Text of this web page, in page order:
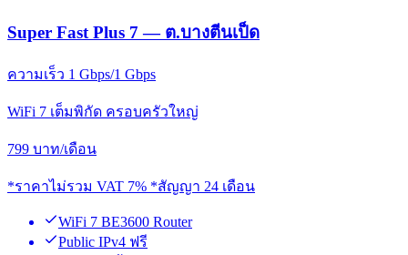
Super Fast Plus 7 — ต.บางตีนเป็ด
ความเร็ว 1 Gbps/1 Gbps
WiFi 7 เต็มพิกัด ครอบครัวใหญ่
799 บาท/เดือน
*ราคาไม่รวม VAT 7% *สัญญา 24 เดือน
WiFi 7 BE3600 Router
Public IPv4 ฟรี